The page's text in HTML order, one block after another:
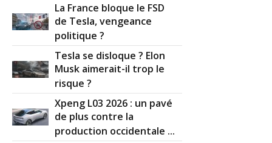
La France bloque le FSD
de Tesla, vengeance
politique ?
Tesla se disloque ? Elon
Musk aimerait-il trop le
risque ?
Xpeng L03 2026 : un pavé
de plus contre la
production occidentale ...